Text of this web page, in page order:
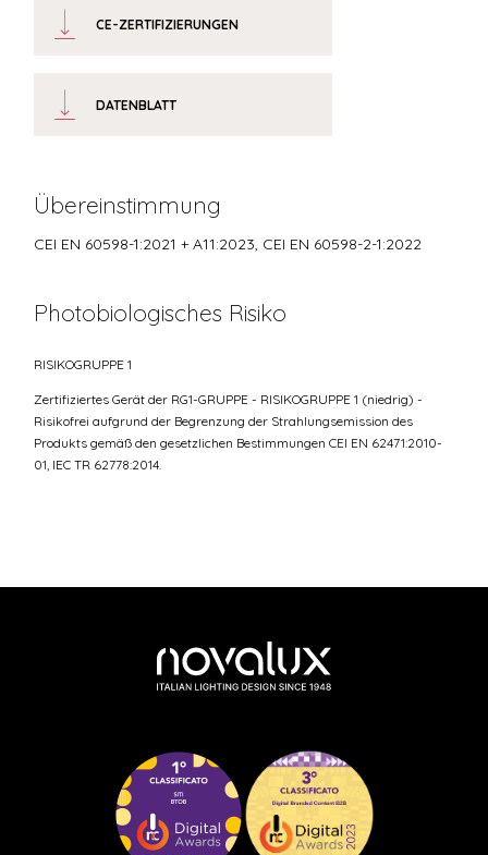
CE-ZERTIFIZIERUNGEN
DATENBLATT
Übereinstimmung
CEI EN 60598-1:2021 + A11:2023, CEI EN 60598-2-1:2022
Photobiologisches Risiko
RISIKOGRUPPE 1
Zertifiziertes Gerät der RG1-GRUPPE - RISIKOGRUPPE 1 (niedrig) -
Risikofrei aufgrund der Begrenzung der Strahlungsemission des
Produkts gemäß den gesetzlichen Bestimmungen CEI EN 62471:2010-
01, IEC TR 62778:2014.